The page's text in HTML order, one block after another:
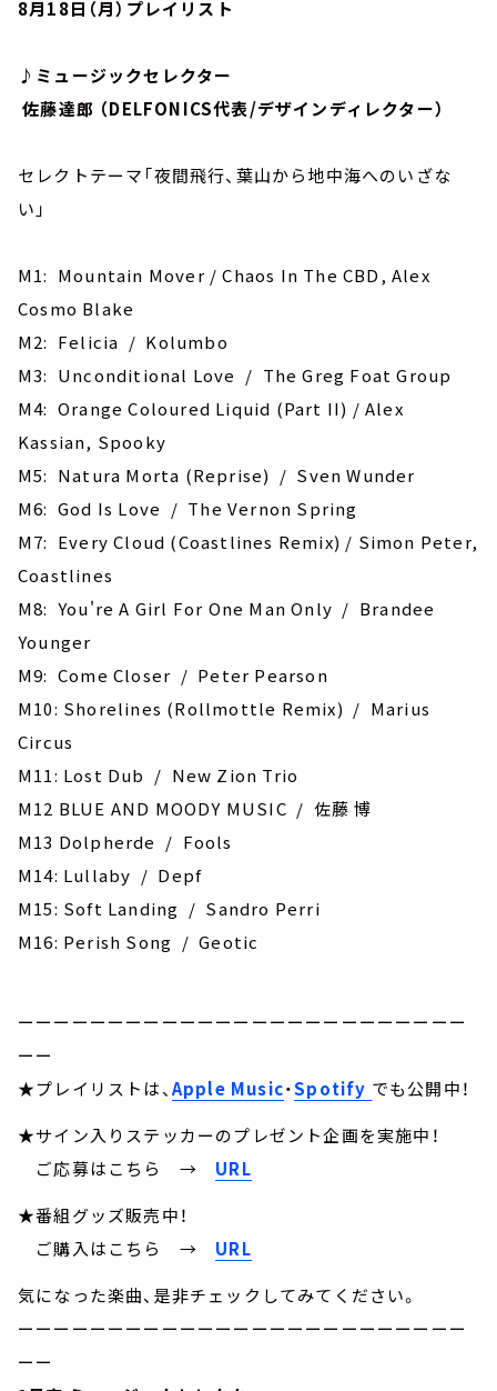
8月18日（月）プレイリスト
♪ミュージックセレクター
佐藤達郎 （DELFONICS代表/デザインディレクター）
セレクトテーマ「夜間飛行、葉山から地中海へのいざな
い」
M1: Mountain Mover / Chaos In The CBD, Alex
Cosmo Blake
M2: Felicia / Kolumbo
M3: Unconditional Love / The Greg Foat Group
M4: Orange Coloured Liquid (Part II) / Alex
Kassian, Spooky
M5: Natura Morta (Reprise) / Sven Wunder
M6: God Is Love / The Vernon Spring
M7: Every Cloud (Coastlines Remix) / Simon Peter,
Coastlines
M8: You're A Girl For One Man Only / Brandee
Younger
M9: Come Closer / Peter Pearson
M10: Shorelines (Rollmottle Remix) / Marius
Circus
M11: Lost Dub / New Zion Trio
M12 BLUE AND MOODY MUSIC / 佐藤 博
M13 Dolpherde / Fools
M14: Lullaby / Depf
M15: Soft Landing / Sandro Perri
M16: Perish Song / Geotic
ーーーーーーーーーーーーーーーーーーーーーーーーー
ーー
★プレイリストは、Apple Music・Spotify でも公開中！
★サイン入りステッカーのプレゼント企画を実施中！
ご応募はこちら →
URL
★番組グッズ販売中！
ご購入はこちら → URL
気になった楽曲、是非チェックしてみてください。
ーーーーーーーーーーーーーーーーーーーーーーーーー
ーー